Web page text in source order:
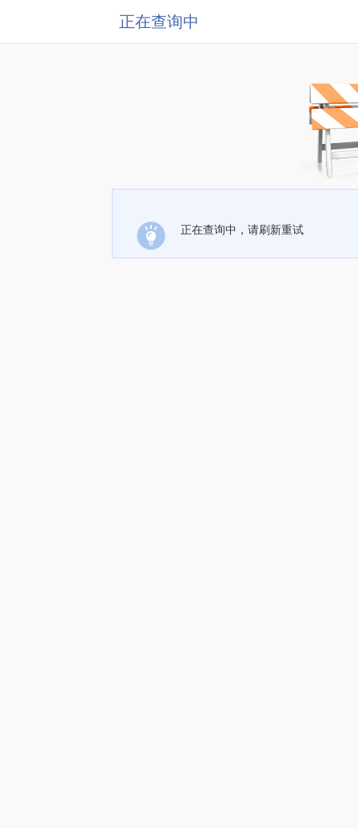
正在查询中
正在查询中，请刷新重试